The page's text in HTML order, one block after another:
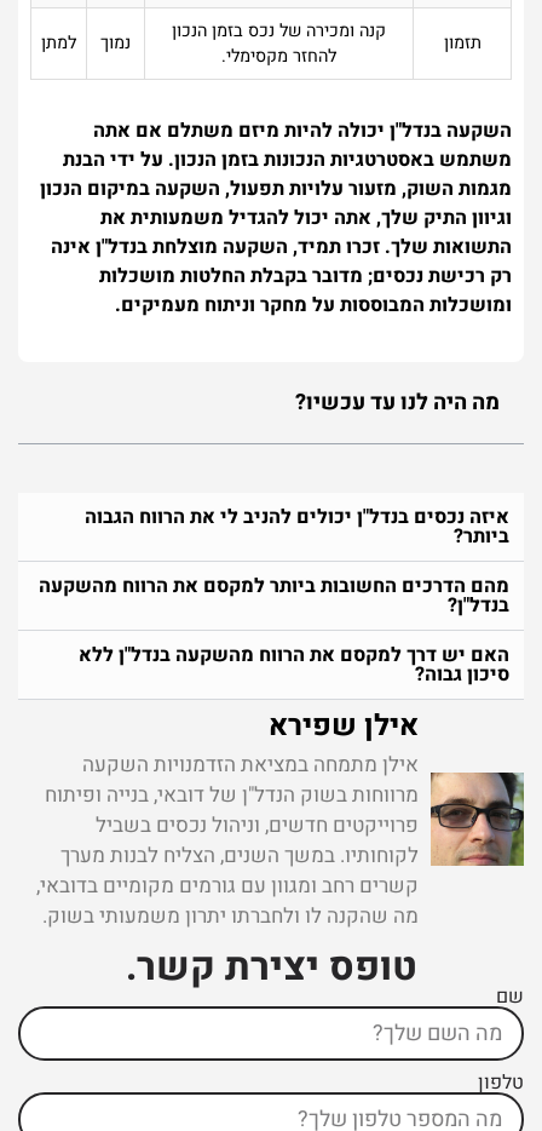
תזמון
קנה ומכירה של נכס בזמן הנכון
להחזר מקסימלי.
נמוך למתן
השקעה בנדל"ן יכולה להיות מיזם משתלם אם אתה
משתמש באסטרטגיות הנכונות בזמן הנכון. על ידי הבנת
מגמות השוק, מזעור עלויות תפעול, השקעה במיקום הנכון
וגיוון התיק שלך, אתה יכול להגדיל משמעותית את
התשואות שלך. זכרו תמיד, השקעה מוצלחת בנדל"ן אינה
רק רכישת נכסים; מדובר בקבלת החלטות מושכלות
ומושכלות המבוססות על מחקר וניתוח מעמיקים.
מה היה לנו עד עכשיו?
איזה נכסים בנדל"ן יכולים להניב לי את הרווח הגבוה
ביותר?
מהם הדרכים החשובות ביותר למקסם את הרווח מהשקעה
בנדל"ן?
האם יש דרך למקסם את הרווח מהשקעה בנדל"ן ללא
סיכון גבוה?
אילן שפירא
אילן מתמחה במציאת הזדמנויות השקעה
מרווחות בשוק הנדל"ן של דובאי, בנייה ופיתוח
פרוייקטים חדשים, וניהול נכסים בשביל
לקוחותיו. במשך השנים, הצליח לבנות מערך
קשרים רחב ומגוון עם גורמים מקומיים בדובאי,
מה שהקנה לו ולחברתו יתרון משמעותי בשוק.
טופס יצירת קשר ​.
שם
טלפון